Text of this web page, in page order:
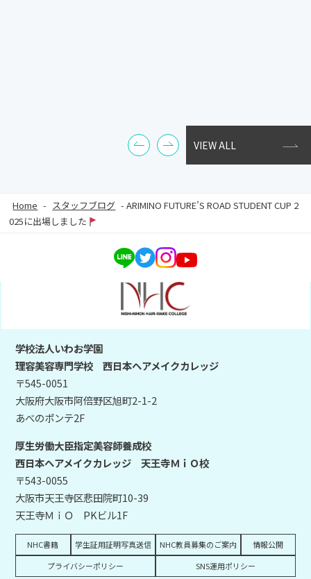
VIEW ALL
Home - スタッフブログ -ARIMINO FUTURE’S ROAD STUDENT CUP 2
025に出場しました
学校法人いわお学園
理容美容専門学校 西日本ヘアメイクカレッジ
〒545-0051
大阪府大阪市阿倍野区旭町2-1-2
あべのポンテ2F
厚生労働大臣指定美容師養成校
西日本ヘアメイクカレッジ 天王寺ＭｉＯ校
〒543-0055
大阪市天王寺区悲田院町10-39
天王寺ＭｉＯ PKビル1F
NHC書籍 学生証用証明写真送信 NHC教員募集のご案内
情報公開
プライバシーポリシー
SNS運用ポリシー